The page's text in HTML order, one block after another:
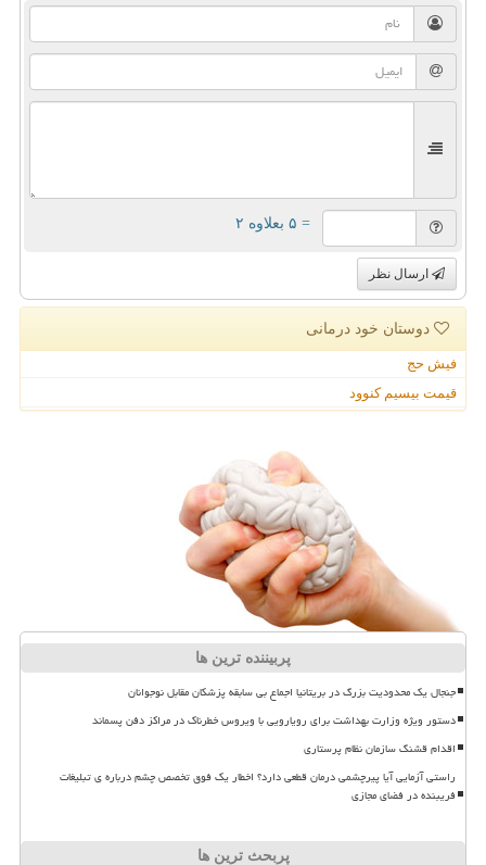
= ۵ بعلاوه ۲
ارسال نظر
دوستان خود درمانی
فیش حج
قیمت بیسیم کنوود
پربیننده ترین ها
جنجال یک محدودیت بزرگ در بریتانیا اجماع بی سابقه پزشکان مقابل نوجوانان
دستور ویژه وزارت بهداشت برای رویارویی با ویروس خطرناک در مراکز دفن پسماند
اقدام قشنگ سازمان نظام پرستاری
راستی آزمایی آیا پیرچشمی درمان قطعی دارد؟ اخطار یک فوق تخصص چشم درباره ی تبلیغات
فریبنده در فضای مجازی
پربحث ترین ها